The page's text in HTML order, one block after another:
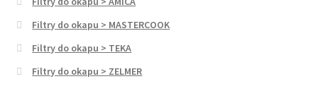
Filtry do okapu > MASTERCOOK
Filtry do okapu > TEKA
Filtry do okapu > ZELMER